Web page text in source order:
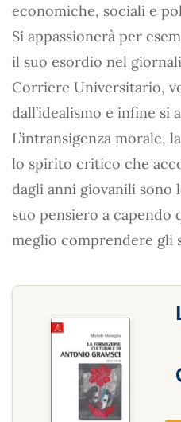
economiche, sociali e
Si appassionerà per
il suo esordio nel
Corriere Universitario,
dall’idealismo e infine si
L’intransigenza morale,
lo spirito critico che
dagli anni giovanili sono
suo pensiero a capendo
meglio comprendere gli